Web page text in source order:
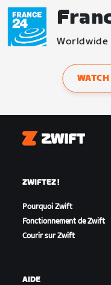
Worldwide
Zwift
ZWIFTEZ !
Pourquoi Zwift
Fonctionnement de Zwift
Courir sur Zwift
AIDE